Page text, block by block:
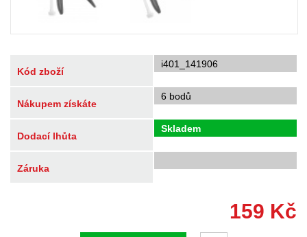
Kód zboží
i401_141906
Nákupem získáte
6 bodů
Dodací lhůta
Skladem
Záruka
159 Kč